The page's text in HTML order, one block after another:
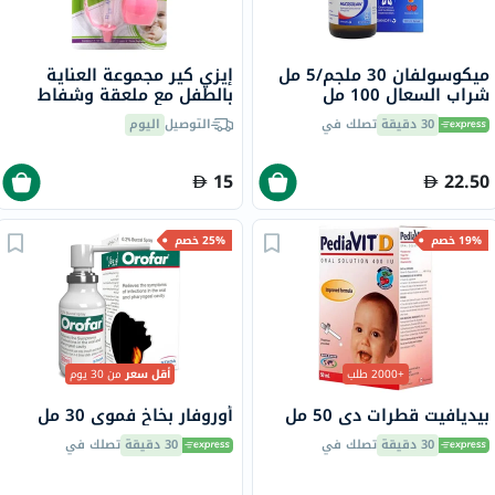
ميكوسولفان 30 ملجم/5 مل
شراب السعال 100 مل
30 دقيقة تصلك في
22.50
إيزي كير مجموعة العناية
بالطفل مع ملعقة وشفاط
أنفي - وردي 1
التوصيل اليوم
15
19% خصم
+2000 طلب
بيديافيت قطرات دي 50 مل
30 دقيقة تصلك في
25% خصم
أقل سعرمن 30 يوم
أوروفار بخاخ فموي 30 مل
30 دقيقة تصلك في